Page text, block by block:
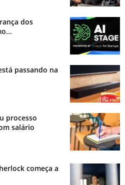
dos
passando na
processo
salário
começa a